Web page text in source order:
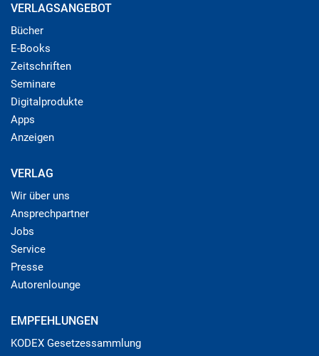
VERLAGSANGEBOT
Bücher
E-Books
Zeitschriften
Seminare
Digitalprodukte
Apps
Anzeigen
VERLAG
Wir über uns
Ansprechpartner
Jobs
Service
Presse
Autorenlounge
EMPFEHLUNGEN
KODEX Gesetzessammlung